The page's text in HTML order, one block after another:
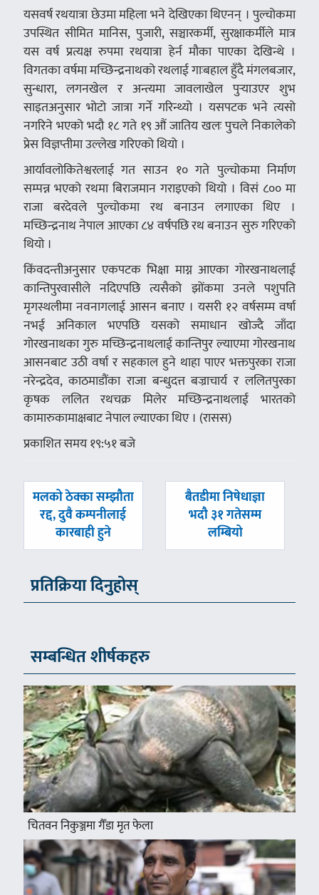
यसवर्ष रथयात्रा छेउमा महिला भने देखिएका थिएनन् । पुल्चोकमा
उपस्थित सीमित मानिस, पुजारी, सञ्चारकर्मी, सुरक्षाकर्मीले मात्र
यस वर्ष प्रत्यक्ष रुपमा रथयात्रा हेर्न मौका पाएका देखिन्थे ।
विगतका वर्षमा मच्छिन्द्रनाथको रथलाई गाःबहाल हुँदै मंगलबजार,
सुन्धारा, लगनखेल र अन्त्यमा जावलाखेल पुर्‍याउएर शुभ
साइतअनुसार भोटो जात्रा गर्ने गरिन्थ्यो । यसपटक भने त्यसो
नगरिने भएको भदौ १८ गते १९ औं जातिय खलः पुचले निकालेको
प्रेस विज्ञप्तीमा उल्लेख गरिएको थियो ।
आर्यावलोकितेश्वरलाई गत साउन १० गते पुल्चोकमा निर्माण
सम्पन्न भएको रथमा बिराजमान गराइएको थियो । विसं ८०० मा
राजा बरदेवले पुल्चोकमा रथ बनाउन लगाएका थिए ।
मच्छिन्द्रनाथ नेपाल आएका ८४ वर्षपछि रथ बनाउन सुरु गरिएको
थियो ।
किंवदन्तीअनुसार एकपटक भिक्षा माग्न आएका गोरखनाथलाई
कान्तिपुरवासीले नदिएपछि त्यसैको झोंकमा उनले पशुपति
मृगस्थलीमा नवनागलाई आसन बनाए । यसरी १२ वर्षसम्म वर्षा
नभई अनिकाल भएपछि यसको समाधान खोज्दै जाँदा
गोरखनाथका गुरु मच्छिन्द्रनाथलाई कान्तिपुर ल्याएमा गोरखनाथ
आसनबाट उठी वर्षा र सहकाल हुने थाहा पाएर भक्तपुरका राजा
नरेन्द्रदेव, काठमाडौंका राजा बन्धुदत्त बज्राचार्य र ललितपुरका
कृषक ललित रथचक्र मिलेर मच्छिन्द्रनाथलाई भारतको
कामारुकामाक्षबाट नेपाल ल्याएका थिए । (रासस)
प्रकाशित समय १९:५१ बजे
पछिल्लाे
मलको ठेक्का सम्झौता
रद्द, दुवै कम्पनीलाई
कारबाही हुने
अघिल्लाे
बैतडीमा निषेधाज्ञा
भदौ ३१ गतेसम्म
लम्बियो
प्रतिक्रिया दिनुहोस्
सम्बन्धित शीर्षकहरु
चितवन निकुञ्जमा गैँडा मृत फेला